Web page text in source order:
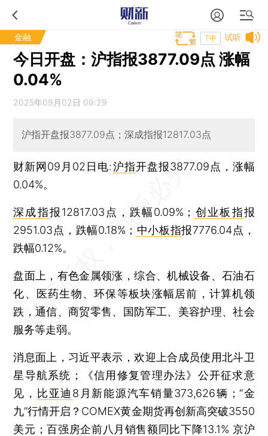
金融 试听
T中
今日开盘：沪指报3877.09点 涨幅
0.04%
2025年09月02日 09:29
沪指开盘报3877.09点；深成指报12817.03点
财新网09月02日电:沪指开盘报3877.09点，涨幅
0.04%。
深成指报12817.03点，跌幅0.09%； 创业板指报
2951.03点，跌幅0.18%； 中小板指报7776.04点，
跌幅0.12%。
盘面上，有色金属领涨，综合、机械设备、石油石
化、医药生物、环保等板块涨幅居前，计算机领
跌，通信、商贸零售、国防军工、美容护理、社会
服务等走弱。
消息面上，习近平表示，欢迎上合成员使用北斗卫
星导航系统；《信用修复管理办法》公开征求意
见， 比亚迪 8月新能源汽车销量373,626辆；“金
九”行情开启？COMEX黄金期货再创新高突破3550
美元；百强房企前八月销售额同比下降13.1% 京沪